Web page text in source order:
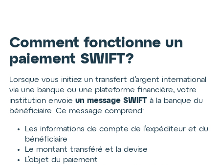
Comment fonctionne un
paiement SWIFT?
Lorsque vous initiez un transfert d’argent international
via une banque ou une plateforme financière, votre
institution envoie un message SWIFT à la banque du
bénéficiaire. Ce message comprend:
Les informations de compte de l’expéditeur et du
bénéficiaire
Le montant transféré et la devise
L’objet du paiement